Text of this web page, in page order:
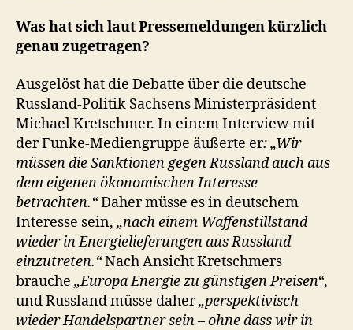
Was hat sich laut Pressemeldungen kürzlich
genau zugetragen?
Ausgelöst hat die Debatte über die deutsche
Russland-Politik Sachsens Ministerpräsident
Michael Kretschmer. In einem Interview mit
der Funke-Mediengruppe äußerte er: „Wir
müssen die Sanktionen gegen Russland auch aus
dem eigenen ökonomischen Interesse
betrachten.“Daher müsse es in deutschem
Interesse sein, „nach einem Waffenstillstand
wieder in Energielieferungen aus Russland
einzutreten.“Nach Ansicht Kretschmers
brauche „Europa Energie zu günstigen Preisen“,
und Russland müsse daher„perspektivisch
wieder Handelspartner sein – ohne dass wir in